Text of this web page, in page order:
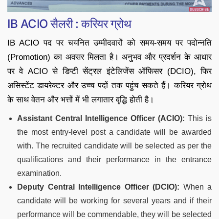
IB ACIO सैलरी : करियर ग्रोथ
IB ACIO पद पर चयनित उम्मीदवारों को समय-समय पर पदोन्नति
(Promotion) का अवसर मिलता है। अनुभव और प्रदर्शन के आधार
पर वे ACIO से डिप्टी सेंट्रल इंटेलिजेंस ऑफिसर (DCIO), फिर
असिस्टेंट डायरेक्टर और उच्च पदों तक पहुंच सकते हैं। करियर ग्रोथ
के साथ वेतन और भत्तों में भी लगातार वृद्धि होती है।
Assistant Central Intelligence Officer (ACIO): This is
the most entry-level post a candidate will be awarded
with. The recruited candidate will be selected as per the
qualifications and their performance in the entrance
examination.
Deputy Central Intelligence Officer (DCIO): When a
candidate will be working for several years and if their
performance will be commendable, they will be selected